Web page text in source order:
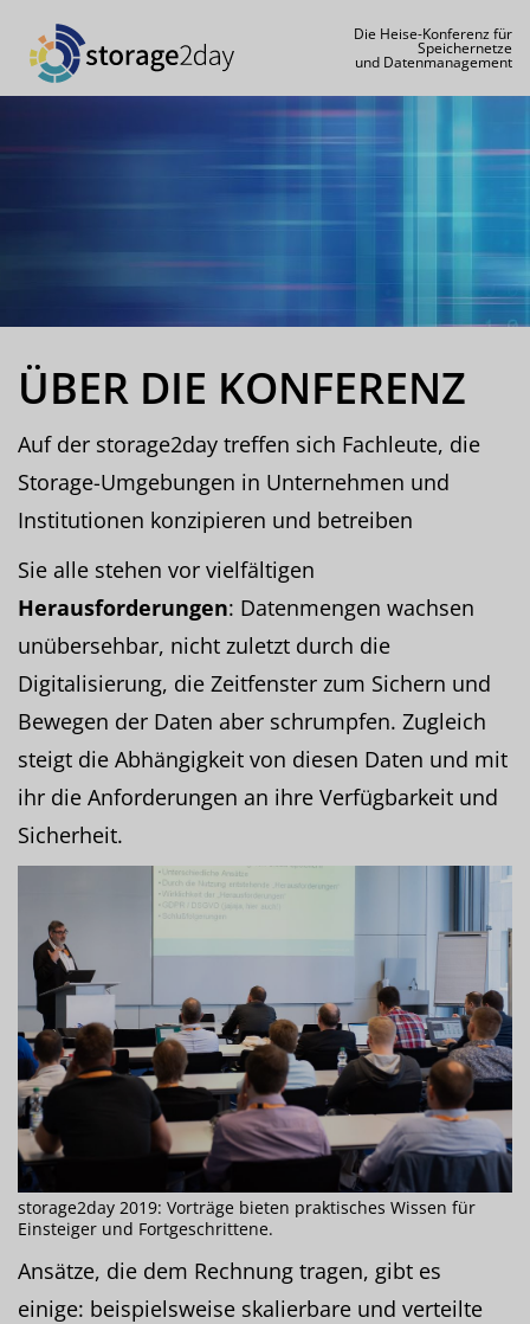
Die Heise-Konferenz für
Speichernetze
und Datenmanagement
ÜBER DIE KONFERENZ
Auf der storage2day treffen sich Fachleute, die
Storage-Umgebungen in Unternehmen und
Institutionen konzipieren und betreiben
Sie alle stehen vor vielfältigen
Herausforderungen: Datenmengen wachsen
unübersehbar, nicht zuletzt durch die
Digitalisierung, die Zeitfenster zum Sichern und
Bewegen der Daten aber schrumpfen. Zugleich
steigt die Abhängigkeit von diesen Daten und mit
ihr die Anforderungen an ihre Verfügbarkeit und
Sicherheit.
storage2day 2019: Vorträge bieten praktisches Wissen für
Einsteiger und Fortgeschrittene.
Ansätze, die dem Rechnung tragen, gibt es
einige: beispielsweise skalierbare und verteilte